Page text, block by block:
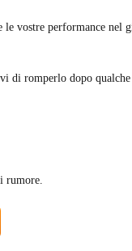
vostre performance nel
di romperlo dopo
rumore.